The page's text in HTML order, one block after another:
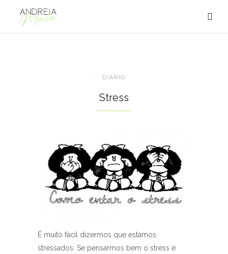
DIÁRIO
Stress
É muito fácil dizermos que estamos
stressados. Se pensarmos bem o stress é